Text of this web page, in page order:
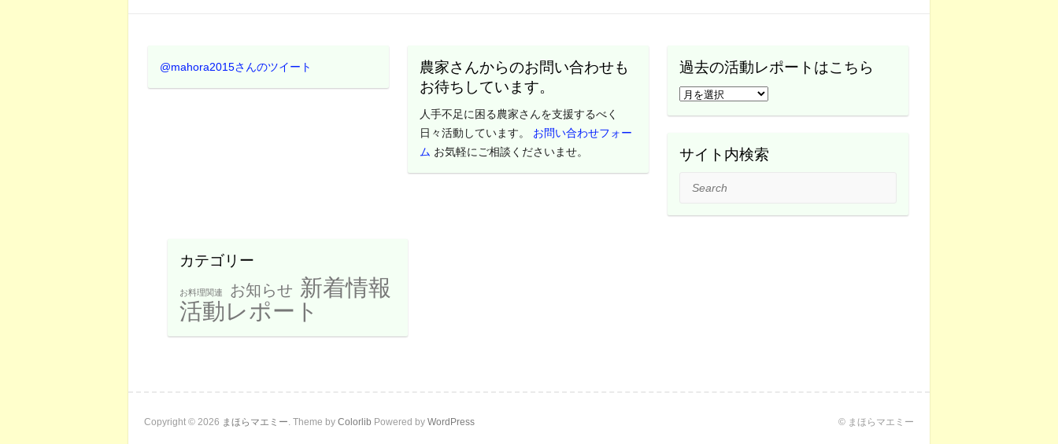
@mahora2015さんのツイート
農家さんからのお問い合わせも
お待ちしています。
人手不足に困る農家さんを支援するべく
日々活動しています。 お問い合わせフォー
ム お気軽にご相談くださいませ。
過去の活動レポートはこちら
過
活
サイト内検索
Search
カテゴリー
お料理関連 お知らせ 新着情報
活動レポート
Copyright © 2026 まほらマエミー . Theme by Colorlib Powered by WordPress © まほらマエミー